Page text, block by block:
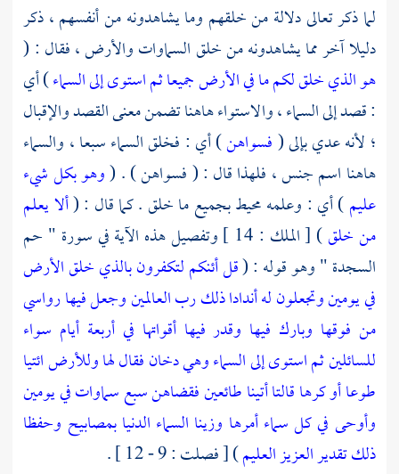
لما ذكر تعالى دلالة من خلقهم وما يشاهدونه من أنفسهم ، ذكر
دليلا آخر مما يشاهدونه من خلق السماوات والأرض ، فقال : (
هو الذي خلق لكم ما في الأرض جميعا ثم استوى إلى السماء) أي
: قصد إلى السماء ، والاستواء هاهنا تضمن معنى القصد والإقبال
؛ لأنه عدي بإلى (فسواهن) أي : فخلق السماء سبعا ، والسماء
هاهنا اسم جنس ، فلهذا قال : ( فسواهن ) . (وهو بكل شيء
عليم) أي : وعلمه محيط بجميع ما خلق . كما قال : (ألا يعلم
من خلق
) [ الملك : 14 ] وتفصيل هذه الآية في سورة " حم
السجدة " وهو قوله : (قل أئنكم لتكفرون بالذي خلق الأرض
في يومين وتجعلون له أندادا ذلك رب العالمينوجعل فيها رواسي
من فوقها وبارك فيها وقدر فيها أقواتها في أربعة أيام سواء
للسائلينثم استوى إلى السماء وهي دخان فقال لها وللأرض ائتيا
طوعا أو كرها قالتا أتينا طائعينفقضاهن سبع سماوات في يومين
وأوحى في كل سماء أمرها وزينا السماء الدنيا بمصابيح وحفظا
ذلك تقدير العزيز العليم) [ فصلت : 9 - 12 ] .